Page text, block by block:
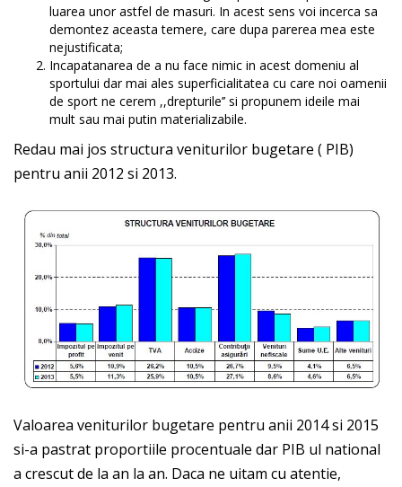
luarea unor astfel de masuri. In acest sens voi incerca sa
demontez aceasta temere, care dupa parerea mea este
nejustificata;
Incapatanarea de a nu face nimic in acest domeniu al
sportului dar mai ales superficialitatea cu care noi oamenii
de sport ne cerem ,,drepturile’’ si propunem ideile mai
mult sau mai putin materializabile.
Redau mai jos structura veniturilor bugetare ( PIB)
pentru anii 2012 si 2013.
Valoarea veniturilor bugetare pentru anii 2014 si 2015
si-a pastrat proportiile procentuale dar PIB ul national
a crescut de la an la an. Daca ne uitam cu atentie,